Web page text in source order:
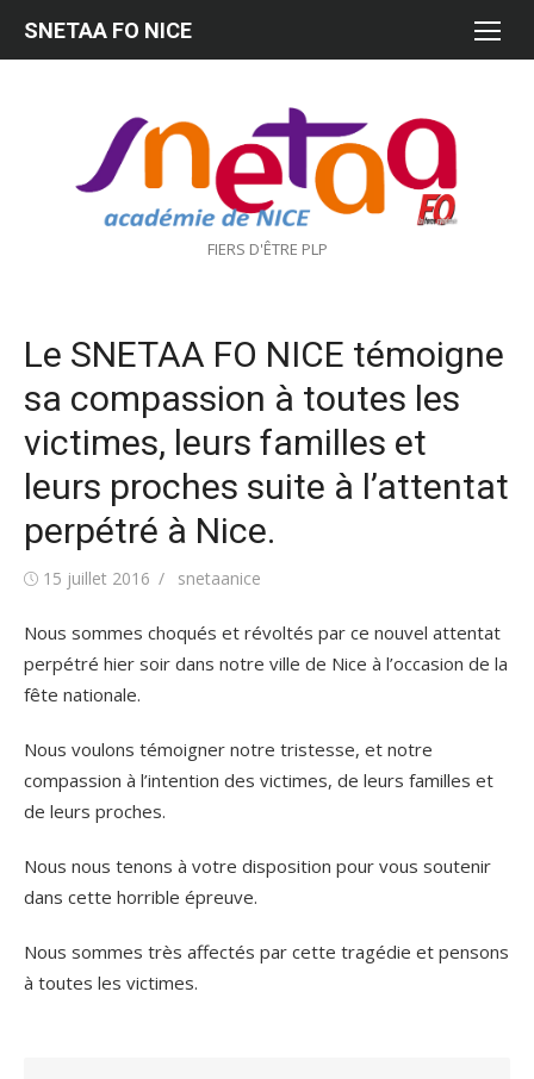
FIERS D'ÊTRE PLP
SNETAA FO NICE
Le SNETAA FO NICE témoigne
sa compassion à toutes les
victimes, leurs familles et
leurs proches suite à l’attentat
perpétré à Nice.
Publié15 juillet 2016 Auteur/autrice
snetaanice
Nous sommes choqués et révoltés par ce nouvel attentat
perpétré hier soir dans notre ville de Nice à l’occasion de la
fête nationale.
Nous voulons témoigner notre tristesse, et notre
compassion à l’intention des victimes, de leurs familles et
de leurs proches.
Nous nous tenons à votre disposition pour vous soutenir
dans cette horrible épreuve.
Nous sommes très affectés par cette tragédie et pensons
à toutes les victimes.